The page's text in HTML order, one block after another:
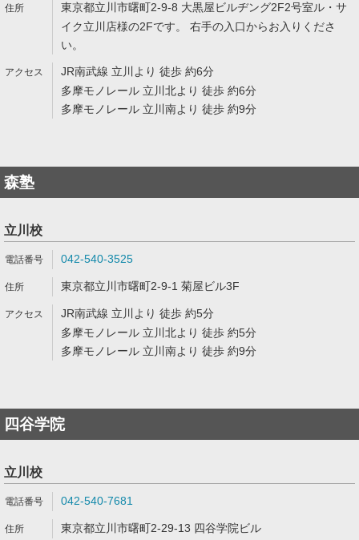
東京都立川市曙町2-9-8 大黒屋ビルヂング2F2号室ル・サ
イク立川店様の2Fです。 右手の入口からお入りくださ
い。
JR南武線 立川より 徒歩 約6分
多摩モノレール 立川北より 徒歩 約6分
多摩モノレール 立川南より 徒歩 約9分
森塾
立川校
042-540-3525
東京都立川市曙町2-9-1 菊屋ビル3F
JR南武線 立川より 徒歩 約5分
多摩モノレール 立川北より 徒歩 約5分
多摩モノレール 立川南より 徒歩 約9分
四谷学院
立川校
042-540-7681
東京都立川市曙町2-29-13 四谷学院ビル